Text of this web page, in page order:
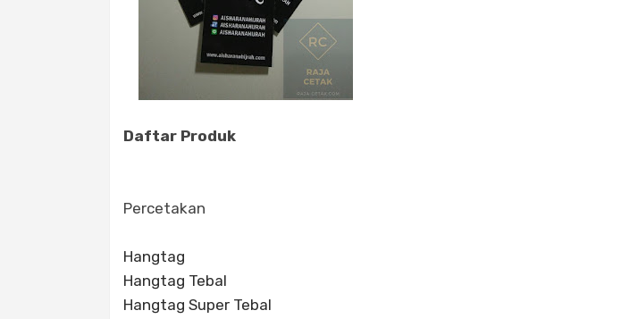
Daftar Produk
Percetakan
Hangtag
Hangtag Tebal
Hangtag Super Tebal